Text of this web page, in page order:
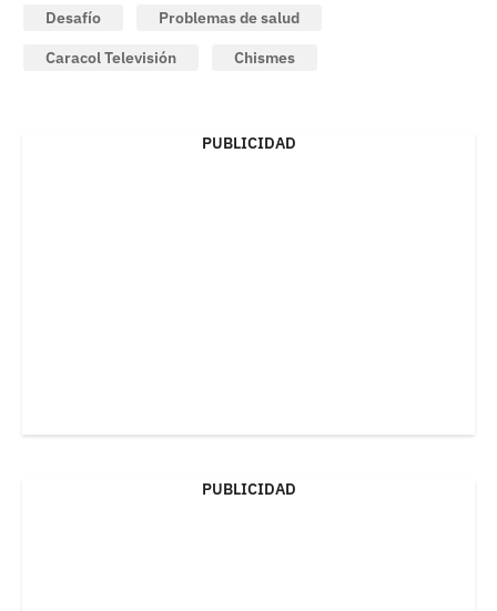
Desafío
Problemas de salud
Caracol Televisión
Chismes
PUBLICIDAD
PUBLICIDAD